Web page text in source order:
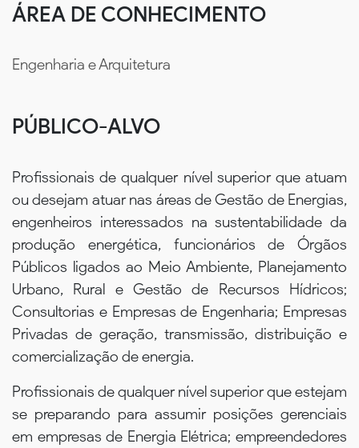
ÁREA DE CONHECIMENTO
Engenharia e Arquitetura
PÚBLICO-ALVO
Profissionais de qualquer nível superior que atuam
ou desejam atuar nas áreas de Gestão de Energias,
engenheiros interessados na sustentabilidade da
produção energética, funcionários de Órgãos
Públicos ligados ao Meio Ambiente, Planejamento
Urbano, Rural e Gestão de Recursos Hídricos;
Consultorias e Empresas de Engenharia; Empresas
Privadas de geração, transmissão, distribuição e
comercialização de energia.
Profissionais de qualquer nível superior que estejam
se preparando para assumir posições gerenciais
em empresas de Energia Elétrica; empreendedores